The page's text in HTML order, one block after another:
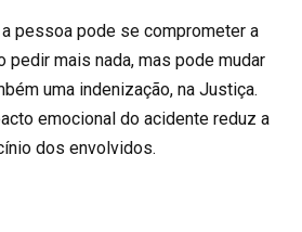
pessoa pode se comprometer a
pedir mais nada, mas pode mudar
uma indenização, na Justiça.
emocional do acidente reduz a
dos envolvidos.